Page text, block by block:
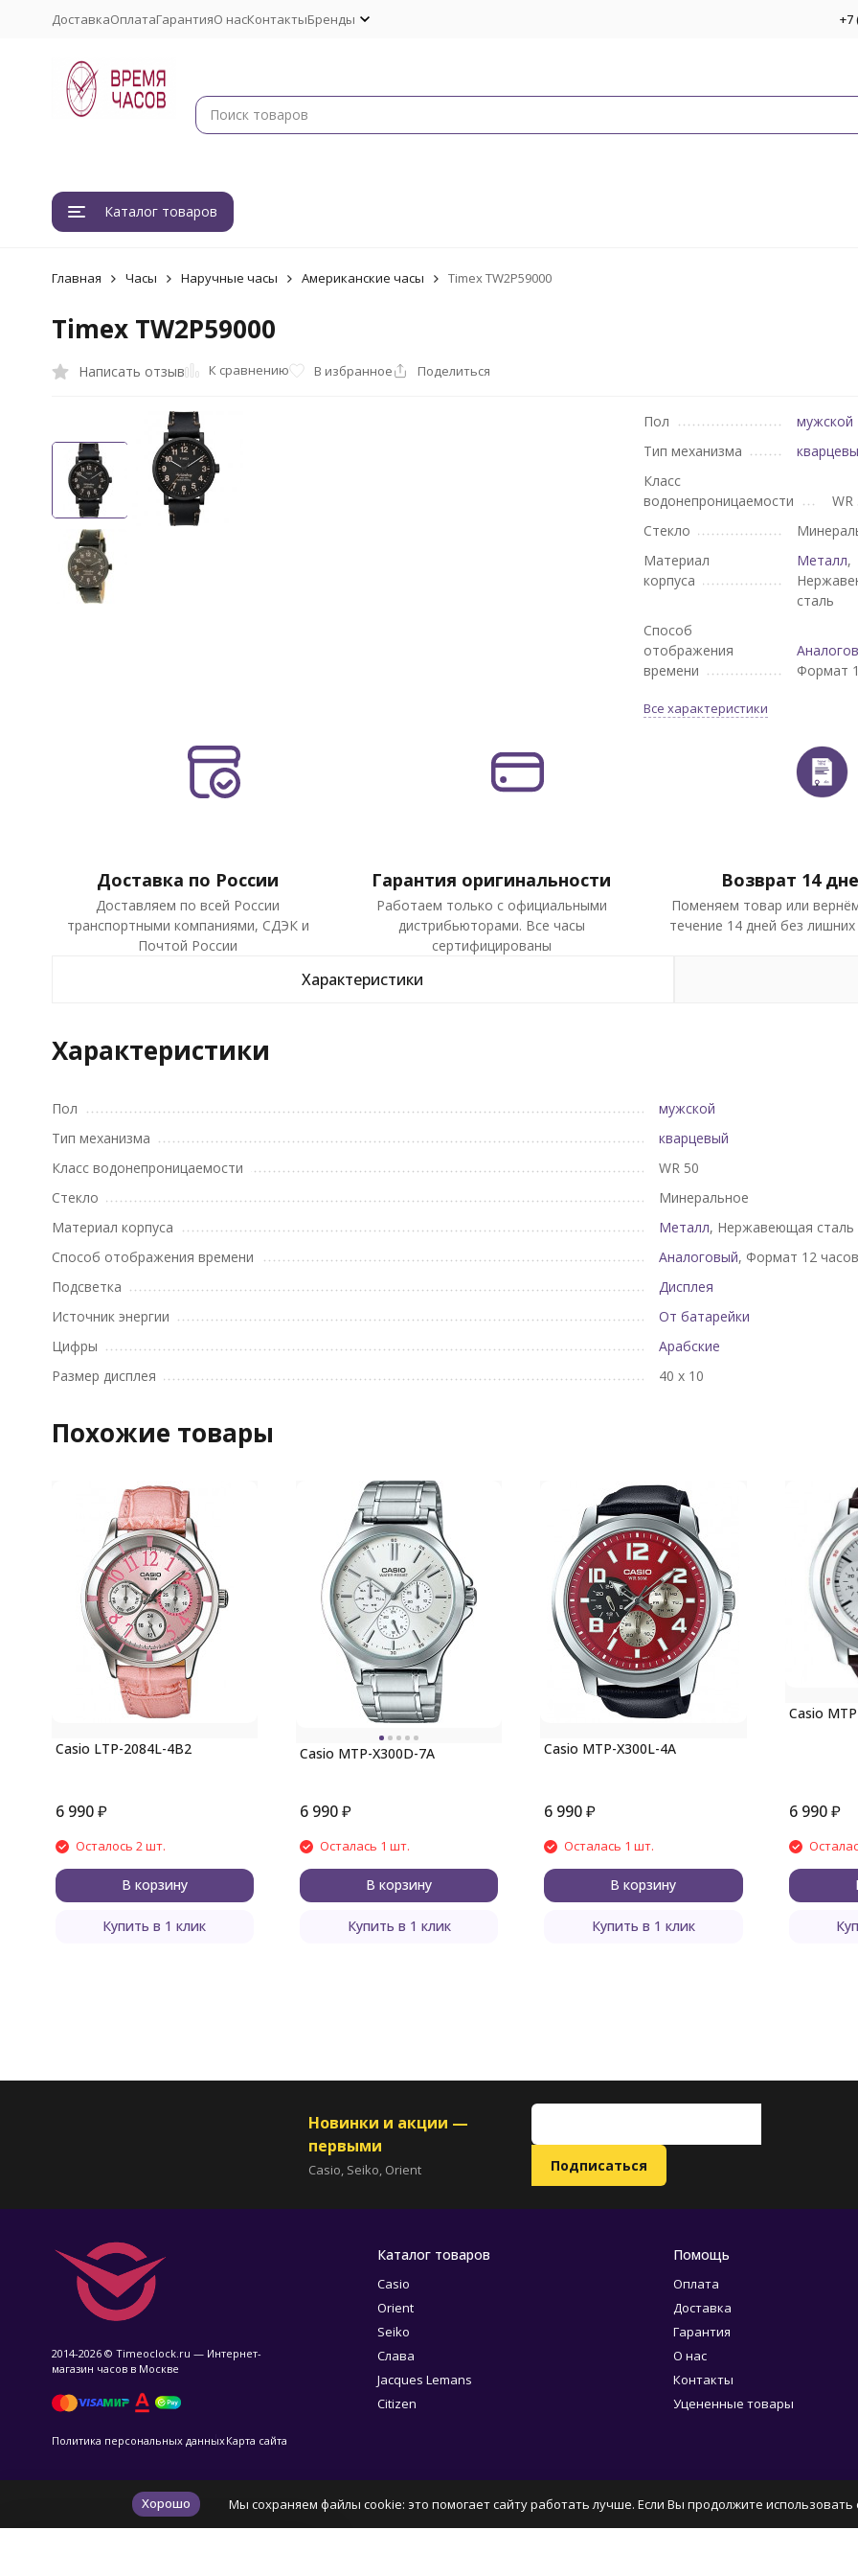
ДоставкаОплатаГарантияО насКонтактыБренды +7
Каталог товаров
Главная Часы Наручные часы Американские часы Timex TW2P59000
Timex TW2P59000
Написать отзыв К сравнению В избранное Поделиться
Пол
мужской
Тип механизма
Класс
водонепроницаемости
WR
Стекло
Материал
корпуса
Металл,
сталь
Способ
отображения
времени
Формат
Все характеристики
Доставка по России
Доставляем по всей России
транспортными компаниями, СДЭК и
Почтой России
Гарантия оригинальности
Работаем только с официальными
дистрибьюторами. Все часы
сертифицированы
Возврат 14
Поменяем товар или
течение 14 дней без
Характеристики
Характеристики
Пол
мужской
Тип механизма
кварцевый
Класс водонепроницаемости
WR 50
Стекло
Минеральное
Материал корпуса
Металл, Нержавеющая сталь
Способ отображения времени
Аналоговый, Формат 12 часов
Подсветка
Дисплея
Источник энергии
От батарейки
Цифры
Арабские
Размер дисплея
40 х 10
Похожие товары
Casio LTP-2084L-4B2
6 990 ₽
Осталось 2 шт.
В корзину
Купить в 1 клик
Casio MTP-X300D-7A
6 990₽
Осталась 1 шт.
В корзину
Купить в 1 клик
Casio MTP-X300L-4A
6 990₽
Осталась 1 шт.
В корзину
Купить в 1 клик
Casio
6 990₽
Новинки и акции —
первыми
Casio, Seiko, Orient
2014-2026 © Timeoclock.ru — Интернет-
магазин часов в Москве
Политика персональных данныхКарта сайта
Каталог товаров
Casio
Orient
Seiko
Слава
Jacques Lemans
Citizen
Помощь
Оплата
Доставка
Гарантия
О нас
Контакты
Уцененные товары
Хорошо Мы сохраняем файлы cookie: это помогает сайту работать лучше. Если Вы продолжите использовать